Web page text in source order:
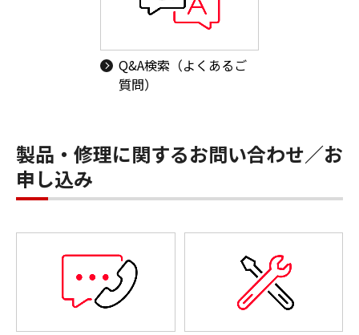
Q&A検索（よくあるご
質問）
製品・修理に関するお問い合わせ／お
申し込み